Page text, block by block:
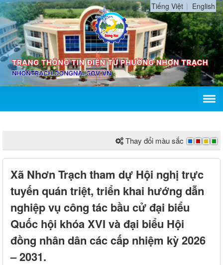
Tiếng Việt English
Thay đổi màu sắc
Xã Nhơn Trạch tham dự Hội nghị trực
tuyến quán triệt, triển khai hướng dẫn
nghiệp vụ công tác bầu cử đại biểu
Quốc hội khóa XVI và đại biểu Hội
đồng nhân dân các cấp nhiệm kỳ 2026
– 2031.